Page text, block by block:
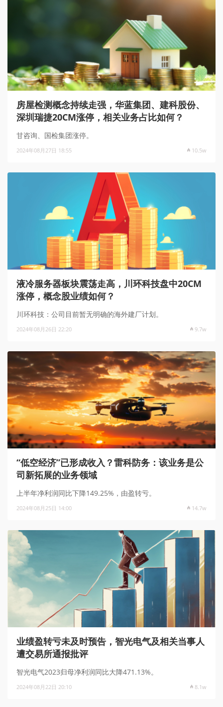
房屋检测概念持续走强，华蓝集团、建科股份、
深圳瑞捷20CM涨停，相关业务占比如何？
甘咨询、国检集团涨停。
2024年08月27日 18:55 10.5w
液冷服务器板块震荡走高，川环科技盘中20CM
涨停，概念股业绩如何？
川环科技：公司目前暂无明确的海外建厂计划。
2024年08月26日 22:20 9.7w
“低空经济”已形成收入？雷科防务：该业务是公
司新拓展的业务领域
上半年净利润同比下降149.25%，由盈转亏。
2024年08月25日 14:00 14.7w
业绩盈转亏未及时预告，智光电气及相关当事人
遭交易所通报批评
智光电气2023归母净利润同比大降471.13%。
2024年08月22日 20:10 8.1w